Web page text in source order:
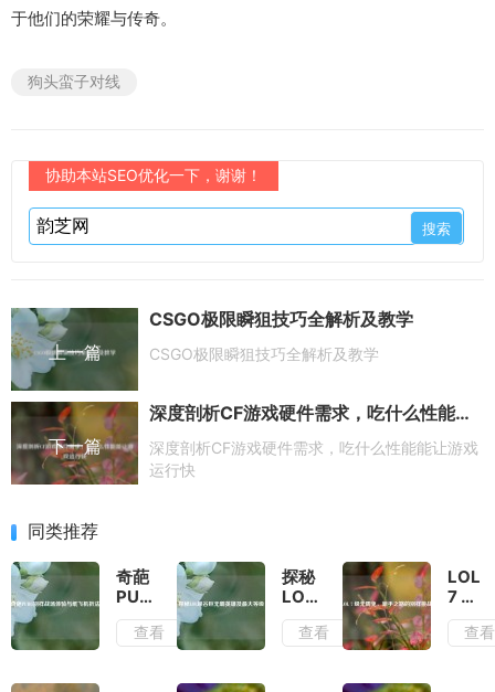
于他们的荣耀与传奇。
狗头蛮子对线
协助本站SEO优化一下，谢谢！
上一篇
CSGO极限瞬狙技巧全解析及教学
CSGO极限瞬狙技巧全解析及教学
下一篇
深度剖析CF游戏硬件需求，吃什么性能能让游戏运行快
深度剖析CF游戏硬件需求，吃什么性能能让游戏
运行快
同类推荐
奇葩
PUBG
别样
战场
查看
探秘
LOL
峡谷
巨无
查看
LOL
7 级
无周
免，
查看